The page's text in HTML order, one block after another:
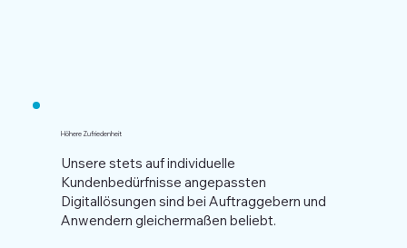
Höhere Zufriedenheit
Unsere stets auf individuelle
Kundenbedürfnisse angepassten
Digitallösungen sind bei Auftraggebern und
Anwendern gleichermaßen beliebt.